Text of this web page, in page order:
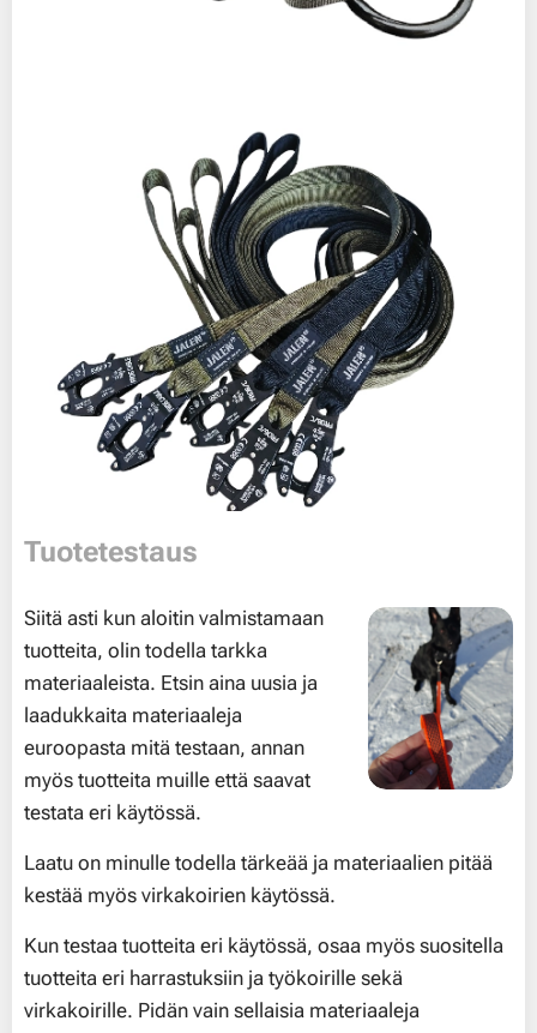
Tuotetestaus
Siitä asti kun aloitin valmistamaan
tuotteita, olin todella tarkka
materiaaleista. Etsin aina uusia ja
laadukkaita materiaaleja
euroopasta mitä testaan, annan
myös tuotteita muille että saavat
testata eri käytössä.
Laatu on minulle todella tärkeää ja materiaalien pitää
kestää myös virkakoirien käytössä.
Kun testaa tuotteita eri käytössä, osaa myös suositella
tuotteita eri harrastuksiin ja työkoirille sekä
virkakoirille. Pidän vain sellaisia materiaaleja